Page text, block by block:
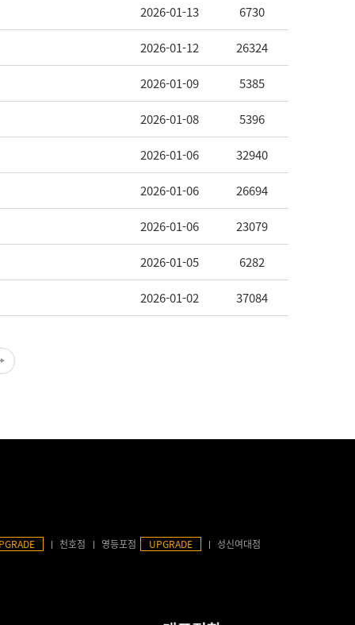
2026-01-13 6730
2026-01-12 26324
2026-01-09 5385
2026-01-08 5396
2026-01-06 32940
2026-01-06 26694
2026-01-06 23079
2026-01-05 6282
2026-01-02 37084
천호점 영등포점 UPGRADE 성신여대점